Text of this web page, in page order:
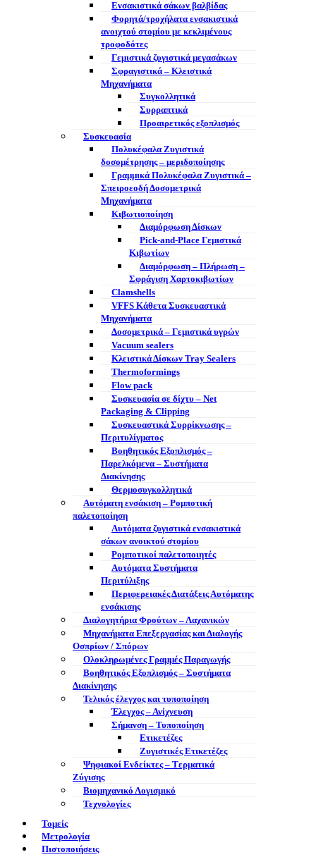
Eνσακιστικά σάκων βαλβίδας
Φορητά/τροχήλατα ενσακιστικά
ανοιχτού στομίου με κεκλιμένους
τροφοδότες
Γεμιστικά ζυγιστικά μεγασάκων
Σφραγιστικά – Κλειστικά
Μηχανήματα
Συγκολλητικά
Συρραπτικά
Προαιρετικός εξοπλισμός
Συσκευασία
Πολυκέφαλα Ζυγιστικά
δοσομέτρησης – μεριδοποίησης
Γραμμικά Πολυκέφαλα Ζυγιστικά –
Σπειροεοδή Δοσομετρικά
Μηχανήματα
Κιβωτιοποίηση
Διαμόρφωση Δίσκων
Pick-and-Place Γεμιστικά
Κιβωτίων
Διαμόρφωση – Πλήρωση –
Σφράγιση Χαρτοκιβωτίων
Clamshells
VFFS Κάθετα Συσκευαστικά
Μηχανήματα
Δοσομετρικά – Γεμιστικά υγρών
Vacuum sealers
Κλειστικά Δίσκων Tray Sealers
Thermoformings
Flow pack
Συσκευασία σε δίχτυ – Net
Packaging & Clipping
Συσκευαστικά Συρρίκνωσης –
Περιτυλίγματος
Βοηθητικός Εξοπλισμός –
Παρελκόμενα – Συστήματα
Διακίνησης
Θερμοσυγκολλητικά
Αυτόματη ενσάκιση – Ρομποτική
παλετοποίηση
Αυτόματα ζυγιστικά ενσακιστικά
σάκων ανοικτού στομίου
Ρομποτικοί παλετοποιητές
Αυτόματα Συστήματα
Περιτύλιξης
Περιφερειακές Διατάξεις Αυτόματης
ενσάκισης
Διαλογητήρια Φρούτων – Λαχανικών
Μηχανήματα Επεξεργασίας και Διαλογής
Οσπρίων / Σπόρων
Ολοκληρωμένες Γραμμές Παραγωγής
Βοηθητικός Εξοπλισμός – Συστήματα
Διακίνησης
Τελικός έλεγχος και τυποποίηση
Έλεγχος – Ανίχνευση
Σήμανση – Τυποποίηση
Ετικετέζες
Ζυγιστικές Ετικετέζες
Ψηφιακοί Ενδείκτες – Tερματικά
Ζύγισης
Βιομηχανικό Λογισμικό
Τεχνολογίες
Τομείς
Μετρολογία
Πιστοποιήσεις